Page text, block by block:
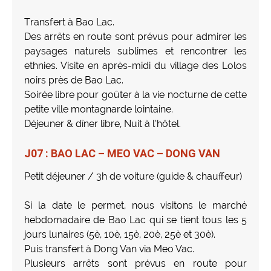
Transfert à Bao Lac.
Des arrêts en route sont prévus pour admirer les
paysages naturels sublimes et rencontrer les
ethnies. Visite en après-midi du village des Lolos
noirs près de Bao Lac.
Soirée libre pour goûter à la vie nocturne de cette
petite ville montagnarde lointaine.
Déjeuner & dîner libre, Nuit à l’hôtel.
J07 : BAO LAC – MEO VAC – DONG VAN
Petit déjeuner / 3h de voiture (guide & chauffeur)
Si la date le permet, nous visitons le marché
hebdomadaire de Bao Lac qui se tient tous les 5
jours lunaires (5è, 10è, 15è, 20è, 25è et 30è).
Puis transfert à Dong Van via Meo Vac.
Plusieurs arrêts sont prévus en route pour